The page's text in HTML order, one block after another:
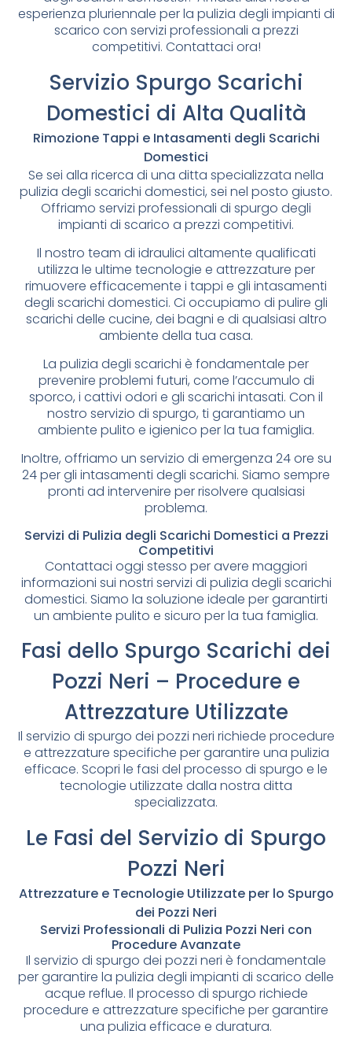
esperienza pluriennale per la pulizia degli impianti di
scarico con servizi professionali a prezzi
competitivi. Contattaci ora!
Servizio Spurgo Scarichi
Domestici di Alta Qualità
Rimozione Tappi e Intasamenti degli Scarichi
Domestici
Se sei alla ricerca di una ditta specializzata nella
pulizia degli scarichi domestici, sei nel posto giusto.
Offriamo servizi professionali di spurgo degli
impianti di scarico a prezzi competitivi.
Il nostro team di idraulici altamente qualificati
utilizza le ultime tecnologie e attrezzature per
rimuovere efficacemente i tappi e gli intasamenti
degli scarichi domestici. Ci occupiamo di pulire gli
scarichi delle cucine, dei bagni e di qualsiasi altro
ambiente della tua casa.
La pulizia degli scarichi è fondamentale per
prevenire problemi futuri, come l’accumulo di
sporco, i cattivi odori e gli scarichi intasati. Con il
nostro servizio di spurgo, ti garantiamo un
ambiente pulito e igienico per la tua famiglia.
Inoltre, offriamo un servizio di emergenza 24 ore su
24 per gli intasamenti degli scarichi. Siamo sempre
pronti ad intervenire per risolvere qualsiasi
problema.
Servizi di Pulizia degli Scarichi Domestici a Prezzi
Competitivi
Contattaci oggi stesso per avere maggiori
informazioni sui nostri servizi di pulizia degli scarichi
domestici. Siamo la soluzione ideale per garantirti
un ambiente pulito e sicuro per la tua famiglia.
Fasi dello Spurgo Scarichi dei
Pozzi Neri – Procedure e
Attrezzature Utilizzate
Il servizio di spurgo dei pozzi neri richiede procedure
e attrezzature specifiche per garantire una pulizia
efficace. Scopri le fasi del processo di spurgo e le
tecnologie utilizzate dalla nostra ditta
specializzata.
Le Fasi del Servizio di Spurgo
Pozzi Neri
Attrezzature e Tecnologie Utilizzate per lo Spurgo
dei Pozzi Neri
Servizi Professionali di Pulizia Pozzi Neri con
Procedure Avanzate
Il servizio di spurgo dei pozzi neri è fondamentale
per garantire la pulizia degli impianti di scarico delle
acque reflue. Il processo di spurgo richiede
procedure e attrezzature specifiche per garantire
una pulizia efficace e duratura.